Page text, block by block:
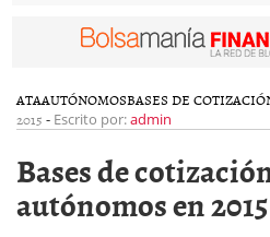
ATAAUTÓNOMOSBASES DE
2015 - Escrito por:admin
Bases de
autónomos en 2015